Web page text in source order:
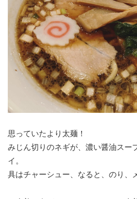
思っていたより太麺！
みじん切りのネギが、濃い醤油スー
イ。
具はチャーシュー、なると、のり、